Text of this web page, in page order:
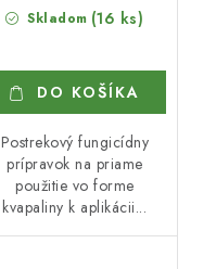
Skladom (16 ks)
DO KOŠÍKA
Postrekový fungicídny
prípravok na priame
použitie vo forme
kvapaliny k aplikácii...